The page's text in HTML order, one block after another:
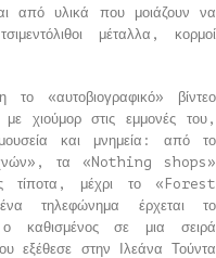
από υλικά που μοιάζουν να
μέταλλα, κορμοί
«αυτοβιογραφικό» βίντεο
χιούμορ στις εμμονές του,
και μνημεία: από το
τα «Nothing shops»
τίποτα, μέχρι το «Forest
έρχεται το
σε μια σειρά
εξέθεσε στην Ιλεάνα Τούντα